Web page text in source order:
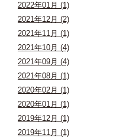
2022年01月 (1)
2021年12月 (2)
2021年11月 (1)
2021年10月 (4)
2021年09月 (4)
2021年08月 (1)
2020年02月 (1)
2020年01月 (1)
2019年12月 (1)
2019年11月 (1)